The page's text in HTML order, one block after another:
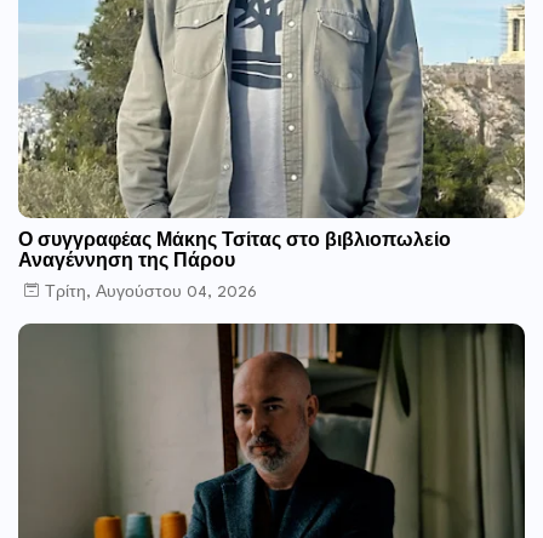
Ο συγγραφέας Μάκης Τσίτας στο βιβλιοπωλείο
Αναγέννηση της Πάρου
Τρίτη, Αυγούστου 04, 2026